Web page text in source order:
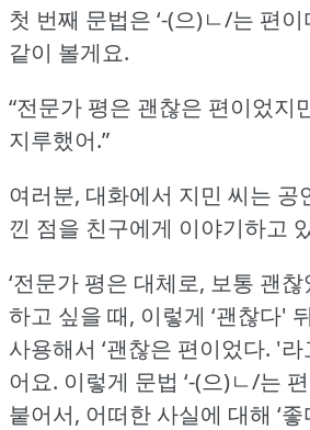
첫 번째 문법은 ‘-(으)ㄴ/는 편
같이 볼게요.
“전문가 평은 괜찮은 편이었지
지루했어.”
여러분, 대화에서 지민 씨는 공
낀 점을 친구에게 이야기하고
‘전문가 평은 대체로, 보통 괜찮
하고 싶을 때, 이렇게 ‘괜찮다'
사용해서 ‘괜찮은 편이었다. '라
어요. 이렇게 문법 ‘-(으)ㄴ/는
붙어서, 어떠한 사실에 대해 ‘